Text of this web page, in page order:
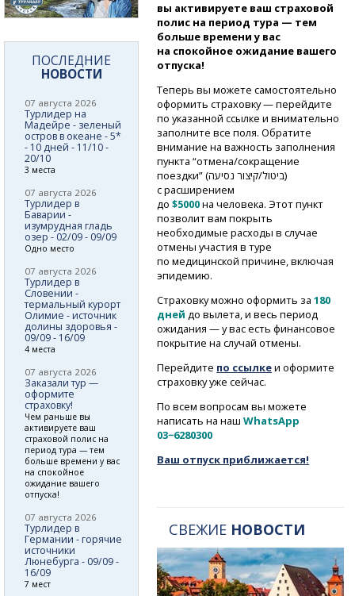
вы активируете ваш страховой
полис на период тура — тем
больше времени у вас
на спокойное ожидание вашего
отпуска!
Теперь вы можете самостоятельно
оформить страховку — перейдите
по указанной ссылке и внимательно
заполните все поля. Обратите
внимание на важность заполнения
пункта “отмена/сокращение
поездки” (ביטול/קיצור נסיעה)
с расширением
до $5000на человека. Этот пункт
позволит вам покрыть
необходимые расходы в случае
отмены участия в туре
по медицинской причине, включая
эпидемию.
Страховку можно оформить за180
дней до вылета, и весь период
ожидания — у вас есть финансовое
покрытие на случай отмены.
Перейдите по ссылкеи оформите
страховку уже сейчас.
По всем вопросам вы можете
написать на нашWhatsApp
03−6280300
Ваш отпуск приближается!
СВЕЖИЕ НОВОСТИ
ПОСЛЕДНИЕ
НОВОСТИ
07 августа 2026
Турлидер на
Мадейре - зеленый
остров в океане - 5*
- 10 дней - 11/10 -
20/10
3 места
07 августа 2026
Турлидер в
Баварии -
изумрудная гладь
озер - 02/09 - 09/09
Одно место
07 августа 2026
Турлидер в
Словении -
термальный курорт
Олимие - источник
долины здоровья -
09/09 - 16/09
4 места
07 августа 2026
Заказали тур —
оформите
страховку!
Чем раньше вы
активируете ваш
страховой полис на
период тура — тем
больше времени у вас
на спокойное
ожидание вашего
отпуска!
07 августа 2026
Турлидер в
Германии - горячие
источники
Люнебурга - 09/09 -
16/09
7 мест